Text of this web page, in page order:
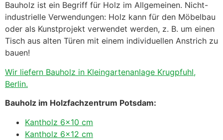
Bauholz ist ein Begriff für Holz im Allgemeinen. Nicht-
industrielle Verwendungen: Holz kann für den Möbelbau
oder als Kunstprojekt verwendet werden, z. B. um einen
Tisch aus alten Türen mit einem individuellen Anstrich zu
bauen!
Wir liefern Bauholz in Kleingartenanlage Krugpfuhl,
Berlin.
Bauholz im Holzfachzentrum Potsdam:
Kantholz 6×10 cm
Kantholz 6×12 cm